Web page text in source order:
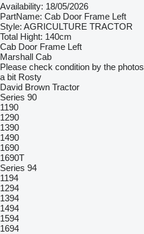
Availability: 18/05/2026
PartName: Cab Door Frame Left
Style: AGRICULTURE TRACTOR
Total Hight: 140cm
Cab Door Frame Left
Marshall Cab
Please check condition by the photos
a bit Rosty
David Brown Tractor
Series 90
1190
1290
1390
1490
1690
1690T
Series 94
1194
1294
1394
1494
1594
1694